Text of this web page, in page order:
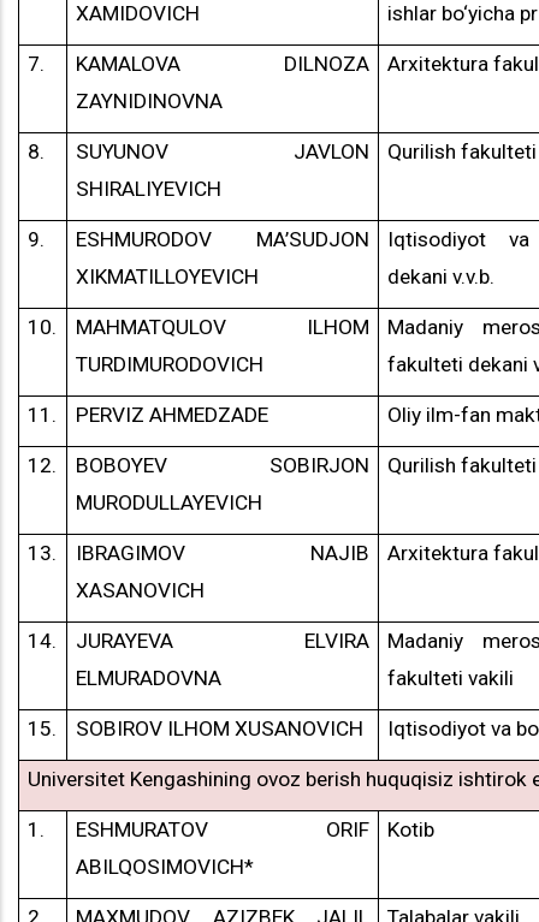
XAMIDOVICH
ishlar bo‘yicha
7.
KAMALOVA DILNOZA
ZAYNIDINOVNA
Arxitektura
8.
SUYUNOV JAVLON
SHIRALIYEVICH
Qurilish fakulteti
9.
ESHMURODOV MA’SUDJON
XIKMATILLOYEVICH
Iqtisodiyot
dekani v.v.b.
10.
MAHMATQULOV ILHOM
TURDIMURODOVICH
Madaniy
fakulteti dekani
11. PERVIZ AHMEDZADE Oliy ilm-fan
12.
BOBOYEV SOBIRJON
MURODULLAYEVICH
Qurilish
13.
IBRAGIMOV NAJIB
XASANOVICH
Arxitektura
14.
JURAYEVA ELVIRA
ELMURADOVNA
Madaniy
fakulteti vakili
15. SOBIROV ILHOM XUSANOVICH Iqtisodiyot va
Universitet Kengashining ovoz berish huquqisiz ishtirok
1.
ESHMURATOV ORIF
ABILQOSIMOVICH*
Kotib
2.
MAXMUDOV AZIZBEK JALIL
Talabalar vakili